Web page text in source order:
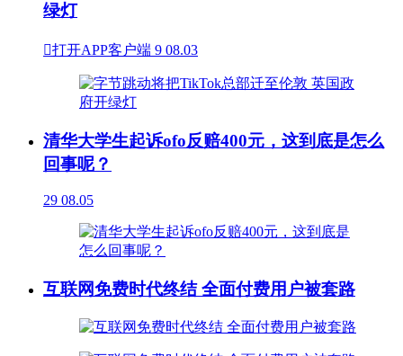
绿灯
打开APP客户端 9 08.03
清华大学生起诉ofo反赔400元，这到底是怎么
回事呢？
29 08.05
互联网免费时代终结 全面付费用户被套路